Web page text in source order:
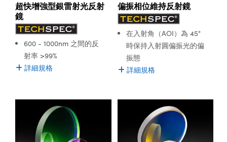
超快增強型銀雷射光反射
鏡
600 - 1000nm 之間的反
射率 >99%
詳細規格
偏振相位維持反射鏡
在入射角（AOI）為 45°
時保持入射圓偏振光的偏
振態
詳細規格